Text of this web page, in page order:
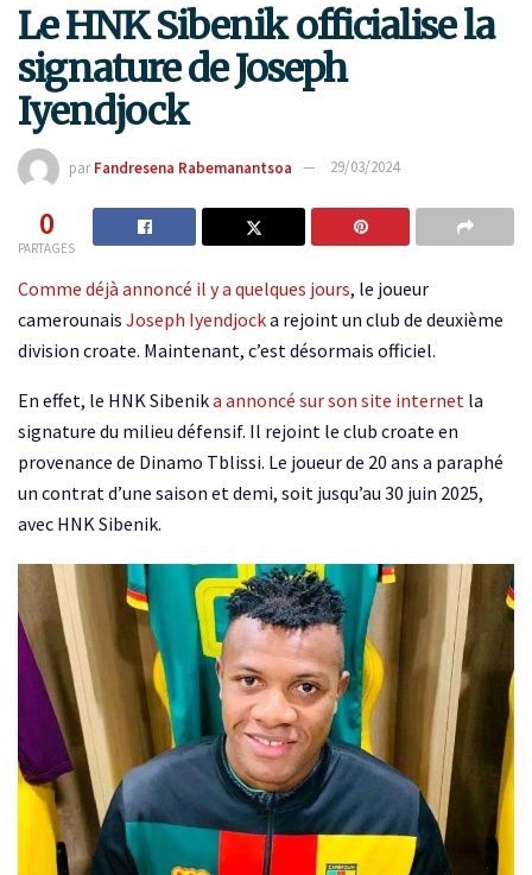
Le HNK Sibenik officialise la
signature de Joseph
Iyendjock
par Fandresena Rabemanantsoa 29/03/2024
0
PARTAGES
Comme déjà annoncé il y a quelques jours, le joueur
camerounais Joseph Iyendjocka rejoint un club de deuxième
division croate. Maintenant, c’est désormais officiel.
En effet, le HNK Sibenika annoncé sur son site internet la
signature du milieu défensif. Il rejoint le club croate en
provenance de Dinamo Tblissi. Le joueur de 20 ans a paraphé
un contrat d’une saison et demi, soit jusqu’au 30 juin 2025,
avec HNK Sibenik.